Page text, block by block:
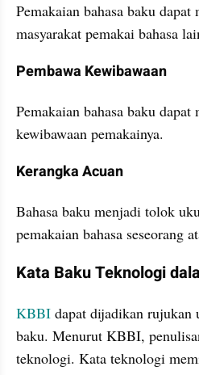
Pemakaian bahasa baku
masyarakat pemakai bahasa
Pembawa Kewibawaan
Pemakaian bahasa baku
kewibawaan pemakainya.
Kerangka Acuan
Bahasa baku menjadi tolok
pemakaian bahasa seseorang
Kata Baku Teknologi
KBBI dapat dijadikan rujukan
baku. Menurut KBBI,
teknologi. Kata teknologi